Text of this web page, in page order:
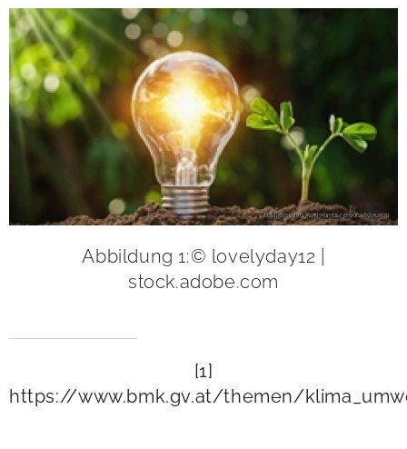
Abbildung 1:© lovelyday12 |
stock.adobe.com
[1]
https://www.bmk.gv.at/themen/